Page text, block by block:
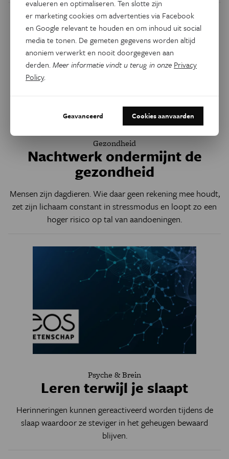
Gezondheid
Nachtwerk ondermijnt de
gezondheid
Mensen zijn dagdieren. Wie daar geen rekening mee houdt,
zet zijn lichaam constant in stressmodus en loopt zo een
hoger risico op tal van aandoeningen.
Psyche & Brein
Leren terwijl je slaapt
Herinneringen kunnen gereactiveerd worden tijdens de
slaap waardoor ze steviger in het geheugen bewaard
blijven.
evalueren en optimaliseren. Ten slotte zijn
er marketing cookies om advertenties via Facebook
en Google relevant te houden en om inhoud uit social
media te tonen. De gemeten gegevens worden altijd
anoniem verwerkt en nooit doorgegeven aan
derden.Meer informatie vindt u terug in onze Privacy
Policy.
Geavanceerd Cookies aanvaarden